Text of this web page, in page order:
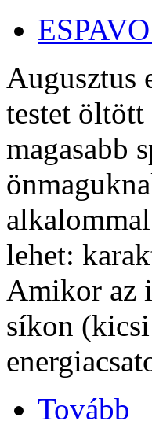
Augusztus
testet öltött
magasabb
lehet:
Amikor az
síkon
Tovább